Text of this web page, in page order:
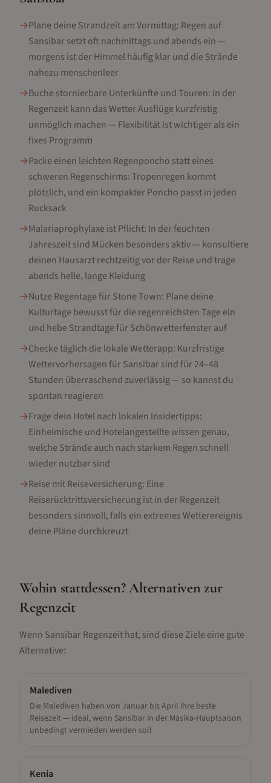
→Plane deine Strandzeit am Vormittag: Regen auf
Sansibar setzt oft nachmittags und abends ein —
morgens ist der Himmel häufig klar und die Strände
nahezu menschenleer
→Buche stornierbare Unterkünfte und Touren: In der
Regenzeit kann das Wetter Ausflüge kurzfristig
unmöglich machen — Flexibilität ist wichtiger als ein
fixes Programm
→Packe einen leichten Regenponcho statt eines
schweren Regenschirms: Tropenregen kommt
plötzlich, und ein kompakter Poncho passt in jeden
Rucksack
→Malariaprophylaxe ist Pflicht: In der feuchten
Jahreszeit sind Mücken besonders aktiv — konsultiere
deinen Hausarzt rechtzeitig vor der Reise und trage
abends helle, lange Kleidung
→Nutze Regentage für Stone Town: Plane deine
Kulturtage bewusst für die regenreichsten Tage ein
und hebe Strandtage für Schönwetterfenster auf
→Checke täglich die lokale Wetterapp: Kurzfristige
Wettervorhersagen für Sansibar sind für 24–48
Stunden überraschend zuverlässig — so kannst du
spontan reagieren
→Frage dein Hotel nach lokalen Insidertipps:
Einheimische und Hotelangestellte wissen genau,
welche Strände auch nach starkem Regen schnell
wieder nutzbar sind
→Reise mit Reiseversicherung: Eine
Reiserücktrittsversicherung ist in der Regenzeit
besonders sinnvoll, falls ein extremes Wetterereignis
deine Pläne durchkreuzt
Wohin stattdessen? Alternativen zur
Regenzeit
Wenn SansibarRegenzeit hat, sind diese Ziele eine gute
Alternative:
Malediven
Die Malediven haben von Januar bis April ihre beste
Reisezeit — ideal, wenn Sansibar in der Masika-Hauptsaison
unbedingt vermieden werden soll
Kenia